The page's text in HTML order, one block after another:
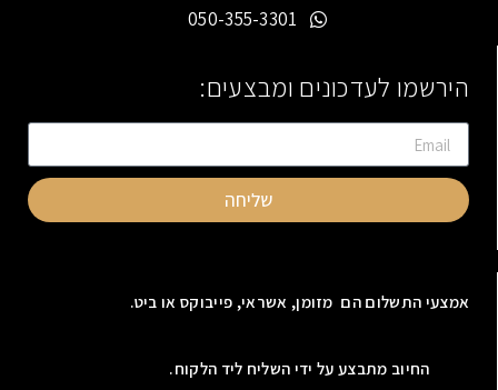
050-355-3301
הירשמו לעדכונים ומבצעים:
שליחה
אמצעי התשלום הם מזומן, אשראי, פייבוקס או ביט.
החיוב מתבצע על ידי השליח ליד הלקוח.